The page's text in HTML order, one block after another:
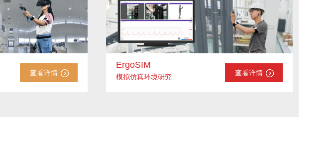
查看详情
ErgoSIM
模拟仿真环境研究 查看详情